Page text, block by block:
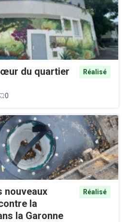
du quartier
Réalisé
0
nouveaux
la
la Garonne
Réalisé